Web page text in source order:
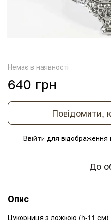
Немає в наявності
640 грн
Повідомити,
Ввійти для відображення
До
Опис
Цукорниця з ложкою (h-11 см)